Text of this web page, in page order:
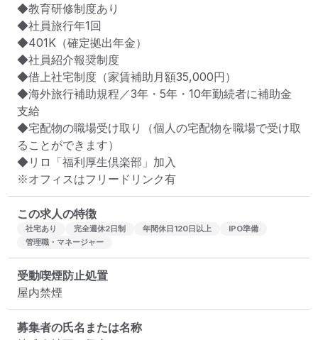
◆教育研修制度あり
◆社員旅行年1回
◆401K（確定拠出年金）
◆社員紹介報奨制度
◆借上社宅制度（家賃補助月額35,000円）
◆海外旅行補助規程／3年・5年・10年勤続者に補助金
支給
◆宅配物の職場受け取り（個人の宅配物を職場で受け取
ることができます）
◆リロ「福利厚生倶楽部」加入
※オフィスはフリードリンク有
この求人の特徴
社宅あり 完全週休2日制 年間休日120日以上
IPO準備
管理職・マネージャー
受動喫煙防止処置
屋内禁煙
募集者の氏名または名称